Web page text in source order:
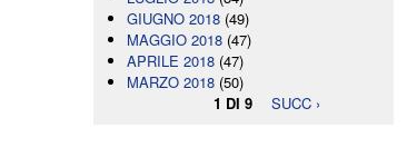
GIUGNO 2018 (49)
MAGGIO 2018 (47)
APRILE 2018 (47)
MARZO 2018 (50)
1 DI 9
SUCC ›